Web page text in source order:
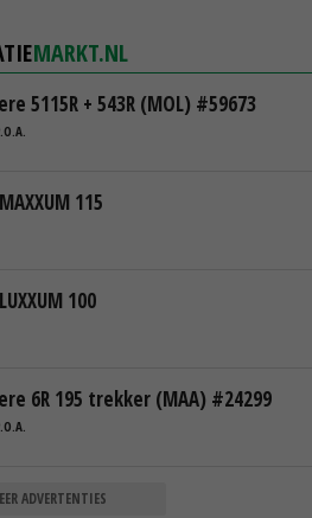
MARKT.NL
5115R + 543R (MOL) #59673
115
100
6R 195 trekker (MAA) #24299
ADVERTENTIES